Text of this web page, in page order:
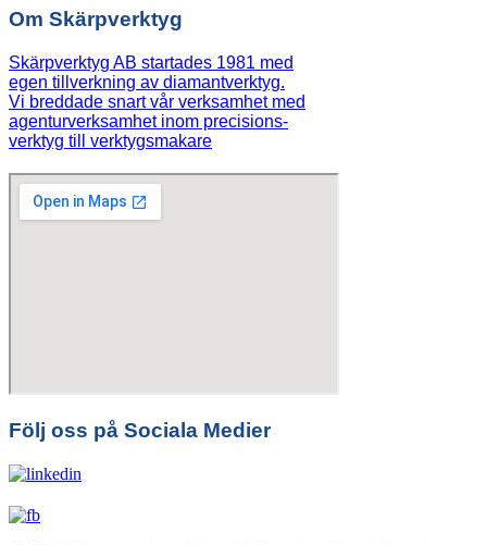
Om Skärpverktyg
Skärpverktyg AB startades 1981 med
egen tillverkning av diamantverktyg.
Vi breddade snart vår verksamhet med
agenturverksamhet inom precisions-
verktyg till verktygsmakare
Följ oss på Sociala Medier